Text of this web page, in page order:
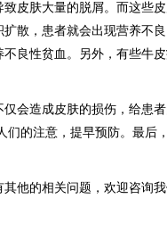
皮肤大量的脱屑。而这些
散，患者就会出现营养不
良性贫血。另外，有些牛
造成皮肤的损伤，给患者
们的注意，提早预防。最后
其他的相关问题，欢迎咨询